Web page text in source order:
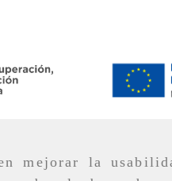
mejorar la